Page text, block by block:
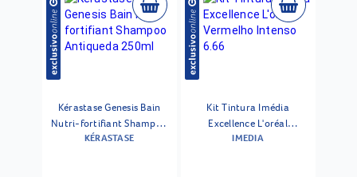
Kérastase Genesis Bain
Nutri-fortifiant Shampoo
Antiqueda 250ml
KÉRASTASE
Kit Tintura Imédia
Excellence L'oréal
Vermelho Intenso 6.66
IMEDIA